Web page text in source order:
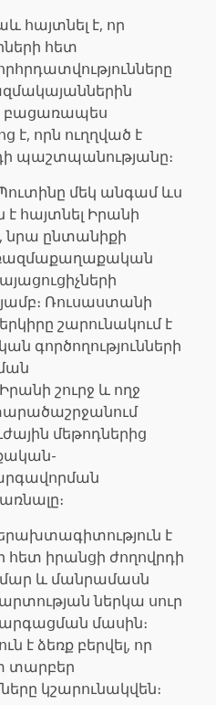
հայտնել է, որ
հետ
բացառապես
որն ուղղված է
պաշտպանությանը։
մեկ անգամ ևս
է հայտնել Իրանի
նրա ընտանիքի
Ռուսաստանի
շարունակում է
գործողությունների
շուրջ և ողջ
մեթոդներից
է
իրանցի ժողովրդի
և մանրամասն
ներկա սուր
մասին։
է ձեռք բերվել, որ
տարբեր
կշարունակվեն։